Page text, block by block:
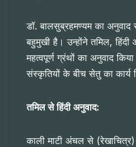
डॉ. बालसुब्रहमण्यम का अनुवाद
बहुमुखी है। उन्होंने तमिल,
महत्वपूर्ण ग्रंथों का अनुवाद
संस्कृतियों के बीच सेतु का कार्य
तमिल से हिंदी अनुवाद:
काली माटी अंचल से (रेखाचित्र)